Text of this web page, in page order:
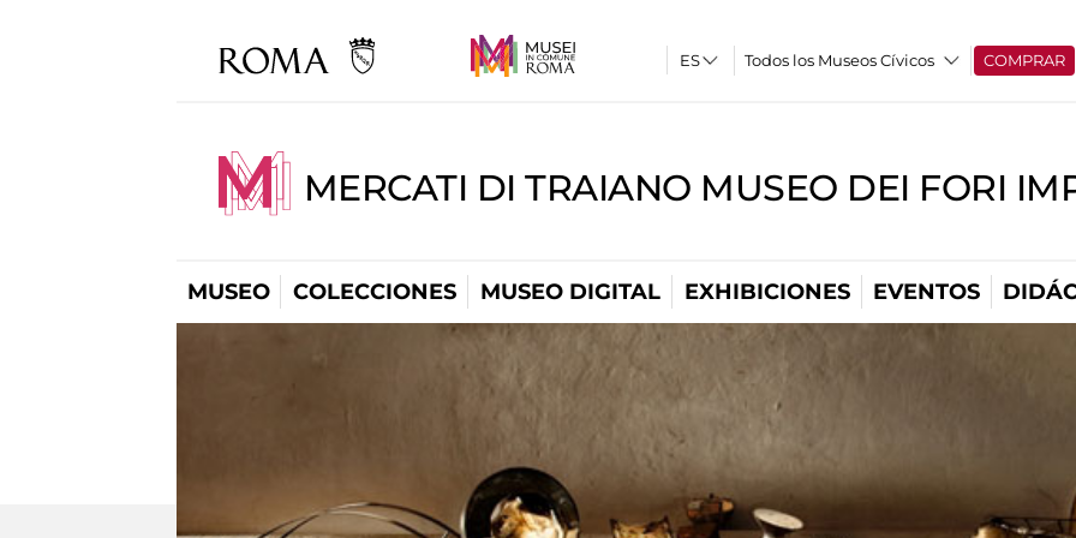
Todos los Museos Cívicos COMPRAR
MERCATI DI TRAIANO MUSEO DEI FORI
MUSEO COLECCIONES MUSEO DIGITAL EXHIBICIONES EVENTOS